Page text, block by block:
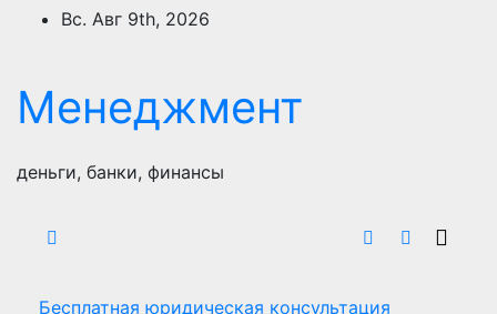
ПерейтиВс. Авг 9th, 2026
Менеджмент
деньги, банки, финансы
Бесплатная юридическая консультация